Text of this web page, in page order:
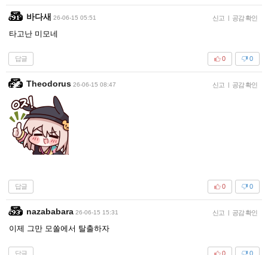
바다새 26-06-15 05:51 신고 | 공감 확인
타고난 미모네
답글 0
0
Theodorus 26-06-15 08:47 신고 | 공감 확인
답글 0
0
nazababara 26-06-15 15:31 신고 | 공감 확인
이제 그만 모쏠에서 탈출하자
답글 0
0